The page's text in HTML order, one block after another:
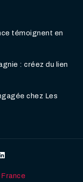
témoignent en
: créez du lien
chez Les